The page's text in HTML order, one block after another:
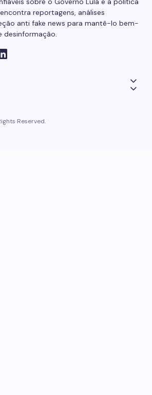
reportagens, análises
anti fake news para mantê-lo bem-
desinformação.
Reserved.